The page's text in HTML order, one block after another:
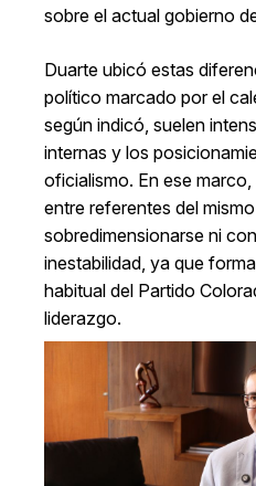
sobre el actual gobierno
Duarte ubicó estas
político marcado por el
según indicó, suelen
internas y los
oficialismo. En ese
entre referentes del
sobredimensionarse ni
inestabilidad, ya que
habitual del Partido
liderazgo.